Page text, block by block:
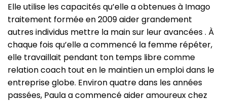
Elle utilise les capacités qu’elle a obtenues à Imago
traitement formée en 2009 aider grandement
autres individus mettre la main sur leur avancées . À
chaque fois qu’elle a commencé la femme répéter,
elle travaillait pendant ton temps libre comme
relation coach tout en le maintien un emploi dans le
entreprise globe. Environ quatre dans les années
passées, Paula a commencé aider amoureux chez